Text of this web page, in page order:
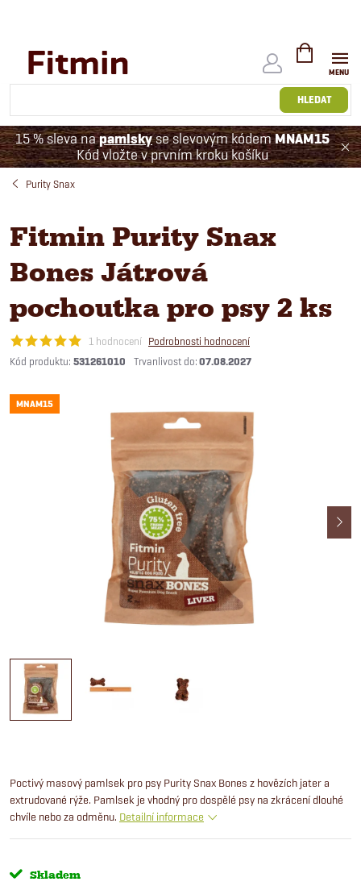
HLEDAT
NÁKUPNÍ
KOŠÍK
15 % sleva napamlskyse slevovým kódemMNAM15
Kód vložte v prvním kroku košíku
Purity Snax
Fitmin Purity Snax
Bones Játrová
pochoutka pro psy 2 ks
1 hodnocení Podrobnosti hodnocení
Kód produktu: 531261010 07.08.2027
MNAM15
Poctivý masový pamlsek pro psy Purity Snax Bones z hovězích jater a
extrudované rýže. Pamlsek je vhodný pro dospělé psy na zkrácení dlouhé
chvíle nebo za odměnu. Detailní informace
Skladem